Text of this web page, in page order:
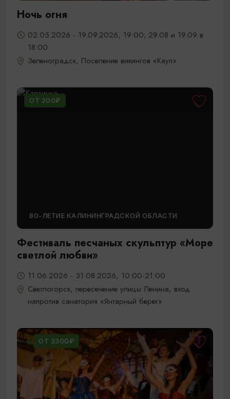
Ночь огня
02.05.2026 - 19.09.2026, 19:00; 29.08 и 19.09 в
18:00
Зеленоградск, Поселение викингов «Кауп»
ОТ 200₽
80-ЛЕТИЕ КАЛИНИНГРАДСКОЙ ОБЛАСТИ
Фестиваль песчаных скульптур «Море
светлой любви»
11.06.2026 - 31.08.2026, 10:00-21:00
Светлогорск, пересечение улицы Ленина, вход
напротив санатория «Янтарный берег»
ОТ 3300₽